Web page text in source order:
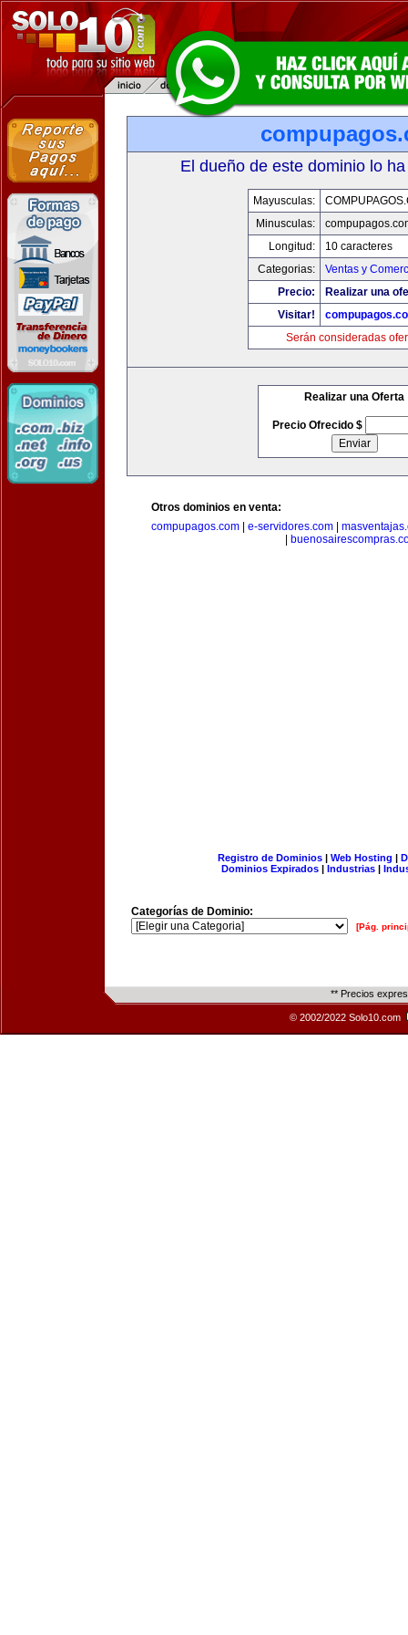
El dueño de este dominio lo
Mayusculas:
Minusculas:
Longitud:
10 caracteres
Categorias:
Ventas y
Precio:
Realizar una
Visitar!
Serán consideradas
Realizar una Oferta
Precio Ofrecido $
Otros dominios en venta:
compupagos.com
e-servidores.com
Registro de Dominios| Web Hosting |
Dominios Expirados | Industrias |
Categorías de Dominio:
[Pág.
** Precios
© 2002/2022 Solo10.com